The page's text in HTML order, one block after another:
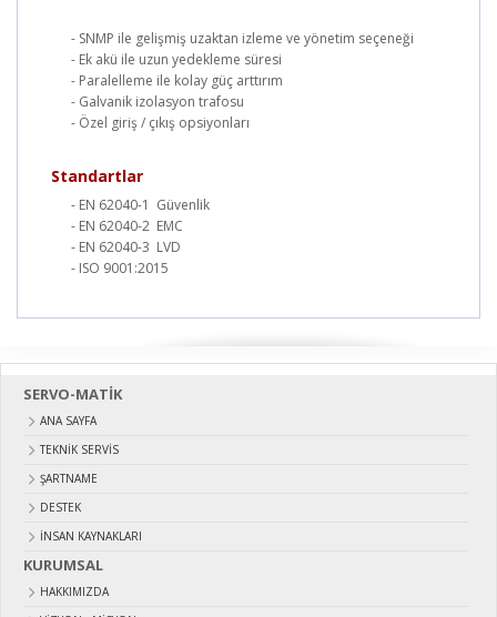
- SNMP ile gelişmiş uzaktan izleme ve yönetim seçeneği
- Ek akü ile uzun yedekleme süresi
- Paralelleme ile kolay güç arttırım
- Galvanik izolasyon trafosu
- Özel giriş / çıkış opsiyonları
Standartlar
- EN 62040-1 Güvenlik
- EN 62040-2 EMC
- EN 62040-3 LVD
- ISO 9001:2015
SERVO-MATİK
ANA SAYFA
TEKNİK SERVİS
ŞARTNAME
DESTEK
İNSAN KAYNAKLARI
KURUMSAL
HAKKIMIZDA